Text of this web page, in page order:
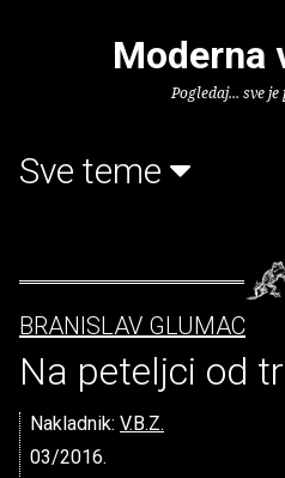
Moderna
Pogledaj... sve je
Sve teme
BRANISLAV GLUMAC
Na peteljci od
Nakladnik: V.B.Z.
03/2016.